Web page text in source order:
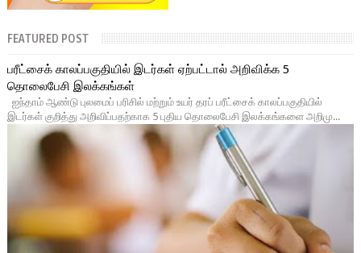
FEATURED POST
பரீட்சைக் காலப்பகுதியில் இடர்கள் ஏற்பட்டால் அறிவிக்க 5
தொலைபேசி இலக்கங்கள்
ஐந்தாம் ஆண்டு புலமைப் பரிசில் மற்றும் உயர் தரப் பரீட்சைக் காலப்பகுதியில்
இடர்கள் குறித்து அறிவிப்பதற்காக 5 புதிய தொலைபேசி இலக்கங்களை அறிமு...